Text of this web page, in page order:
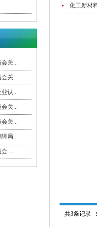
关...
关...
认...
关...
关...
局...
...
化工新材
共3条记录